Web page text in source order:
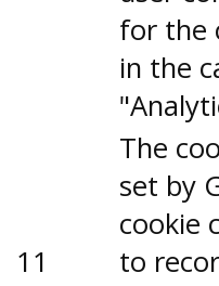
for the
in the
11
The
set by
cookie
to